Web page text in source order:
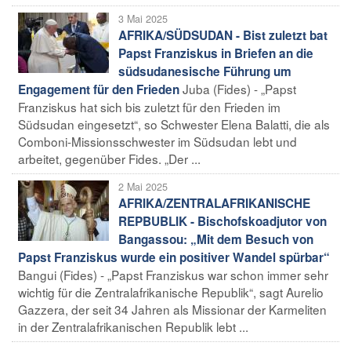
3 Mai 2025
AFRIKA/SÜDSUDAN - Bist zuletzt bat
Papst Franziskus in Briefen an die
südsudanesische Führung um
Engagement für den FriedenJuba (Fides) - „Papst
Franziskus hat sich bis zuletzt für den Frieden im
Südsudan eingesetzt“, so Schwester Elena Balatti, die als
Comboni-Missionsschwester im Südsudan lebt und
arbeitet, gegenüber Fides. „Der ...
2 Mai 2025
AFRIKA/ZENTRALAFRIKANISCHE
REPBUBLIK - Bischofskoadjutor von
Bangassou: „Mit dem Besuch von
Papst Franziskus wurde ein positiver Wandel spürbar“
Bangui (Fides) - „Papst Franziskus war schon immer sehr
wichtig für die Zentralafrikanische Republik“, sagt Aurelio
Gazzera, der seit 34 Jahren als Missionar der Karmeliten
in der Zentralafrikanischen Republik lebt ...